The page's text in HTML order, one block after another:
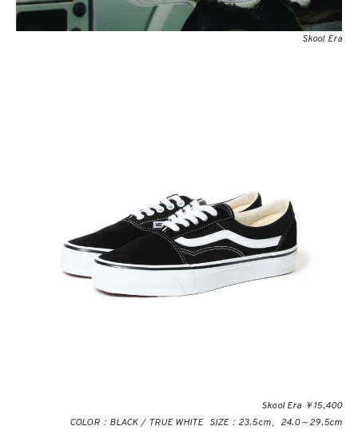
Skool Era
Skool Era ￥15,400
COLOR：BLACK / TRUE WHITE SIZE：23.5cm、24.0～29.5cm